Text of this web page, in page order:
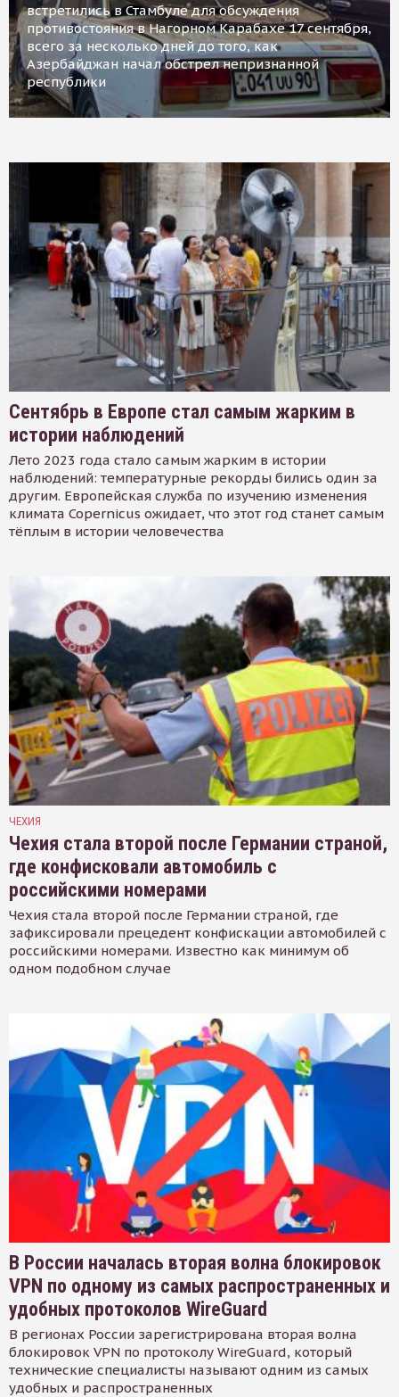
встретились в Стамбуле для обсуждения
противостояния в Нагорном Карабахе 17 сентября,
всего за несколько дней до того, как
Азербайджан начал обстрел непризнанной
республики
Сентябрь в Европе стал самым жарким в
истории наблюдений
Лето 2023 года стало самым жарким в истории
наблюдений: температурные рекорды бились один за
другим. Европейская служба по изучению изменения
климата Copernicus ожидает, что этот год станет самым
тёплым в истории человечества
ЧЕХИЯ
Чехия стала второй после Германии страной,
где конфисковали автомобиль с
российскими номерами
Чехия стала второй после Германии страной, где
зафиксировали прецедент конфискации автомобилей с
российскими номерами. Известно как минимум об
одном подобном случае
В России началась вторая волна блокировок
VPN по одному из самых распространенных и
удобных протоколов WireGuard
В регионах России зарегистрирована вторая волна
блокировок VPN по протоколу WireGuard, который
технические специалисты называют одним из самых
удобных и распространенных